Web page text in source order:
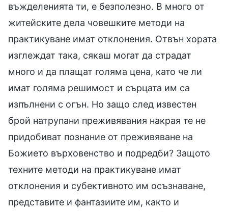
въжделенията ти, е безполезно. В много от
житейските дела човешките методи на
практикуване имат отклонения. Отвън хората
изглеждат така, сякаш могат да страдат
много и да плащат голяма цена, като че ли
имат голяма решимост и сърцата им са
изпълнени с огън. Но защо след известен
брой натрупани преживявания накрая те не
придобиват познание от преживяване на
Божието върховенство и подредби? Защото
техните методи на практикуване имат
отклонения и субективното им осъзнаване,
представите и фантазиите им, както и